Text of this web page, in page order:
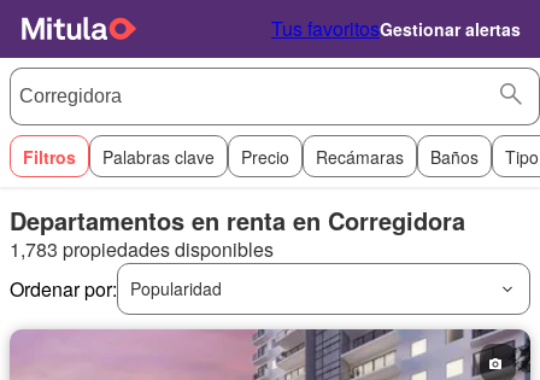
Tus favoritosGestionar alertas
Filtros Palabras clave Precio Recámaras Baños
Departamentos en renta en Corregidora
1,783 propiedades disponibles
Ordenar por:
Popularidad